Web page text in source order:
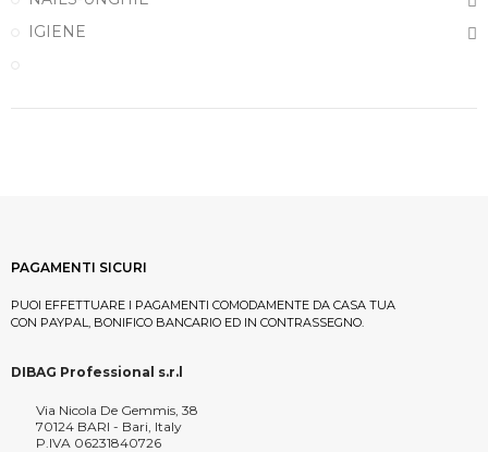
IGIENE
PAGAMENTI SICURI
PUOI EFFETTUARE I PAGAMENTI COMODAMENTE DA CASA TUA
CON PAYPAL, BONIFICO BANCARIO ED IN CONTRASSEGNO.
DIBAG Professional s.r.l
Via Nicola De Gemmis, 38
70124 BARI - Bari, Italy
P.IVA 06231840726